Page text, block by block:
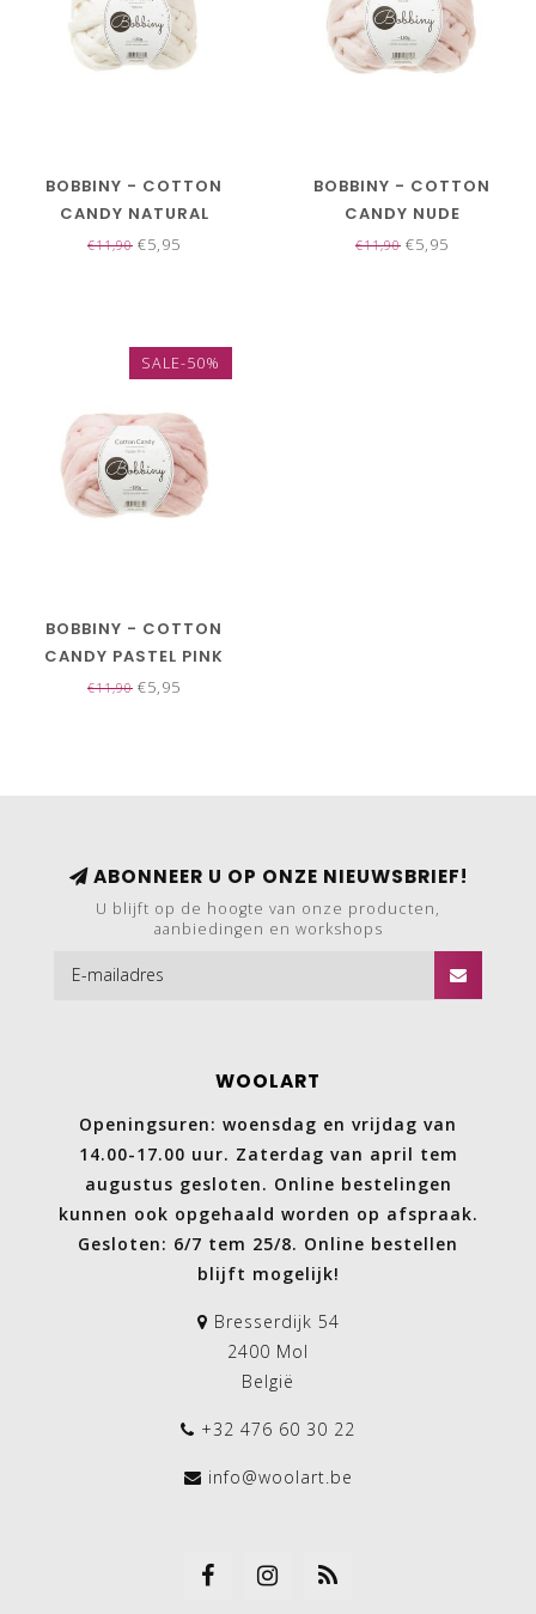
BOBBINY - COTTON
CANDY NATURAL
€11,90 €5,95
BOBBINY - COTTON
CANDY NUDE
€11,90 €5,95
SALE-50%
BOBBINY - COTTON
CANDY PASTEL PINK
€11,90 €5,95
ABONNEER U OP ONZE NIEUWSBRIEF!
U blijft op de hoogte van onze producten,
aanbiedingen en workshops
WOOLART
Openingsuren: woensdag en vrijdag van
14.00-17.00 uur. Zaterdag van april tem
augustus gesloten. Online bestelingen
kunnen ook opgehaald worden op afspraak.
Gesloten: 6/7 tem 25/8. Online bestellen
blijft mogelijk!
Bresserdijk 54
2400 Mol
België
+32 476 60 30 22
info@woolart.be